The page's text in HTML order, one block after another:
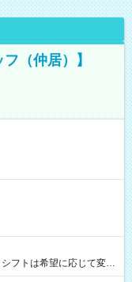
（仲居）】
フトは希望に応じて変更